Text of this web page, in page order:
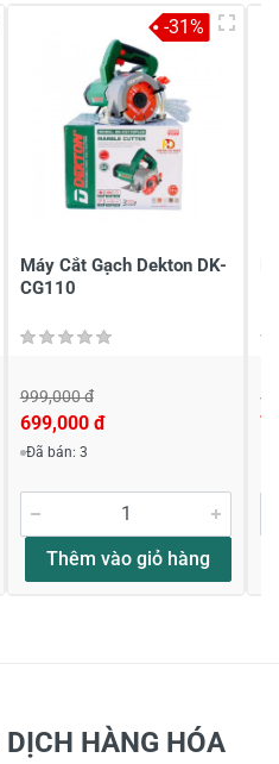
bên dưới
Máy Cắt Gạch Dekton DK-
CG110
999,000 đ
699,000 đ
Đã bán: 3
Thêm vào giỏ hàng
-31%
HÀNG HÓA